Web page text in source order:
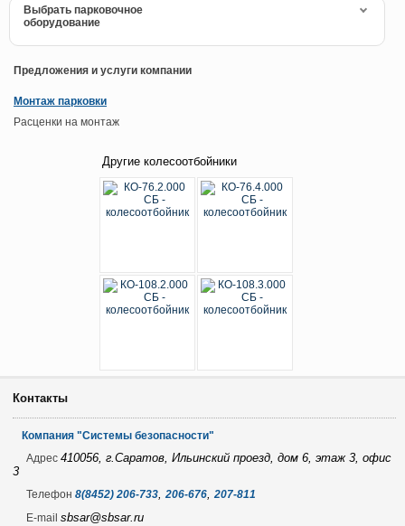
Выбрать парковочное
оборудование
Предложения и услуги компании
Монтаж парковки
Расценки на монтаж
Другие колесоотбойники
Контакты
Компания "Системы безопасности"
Адрес 410056, г.Саратов, Ильинский проезд, дом 6, этаж 3, офис
3
Телефон 8(8452) 206-733,206-676,207-811
E-mail sbsar@sbsar.ru